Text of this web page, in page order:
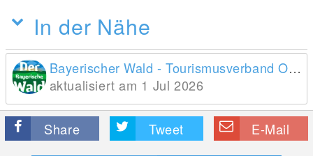
In der Nähe
Bayerischer Wald - Tourismusverband Ostbayern e.V.
aktualisiert am 1 Jul 2026
Share Tweet E-Mail